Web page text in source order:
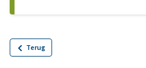
Terug